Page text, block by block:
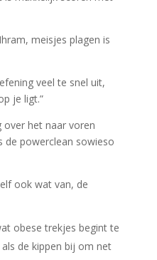
meisjes plagen is
veel te snel uit,
je ligt.”
over het naar voren
de powerclean sowieso
ook wat van, de
obese trekjes begint te
de kippen bij om net